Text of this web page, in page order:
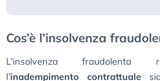
Cos’è l’insolvenza
L’insolvenza fraudolenta
l’inadempimento contrattuale